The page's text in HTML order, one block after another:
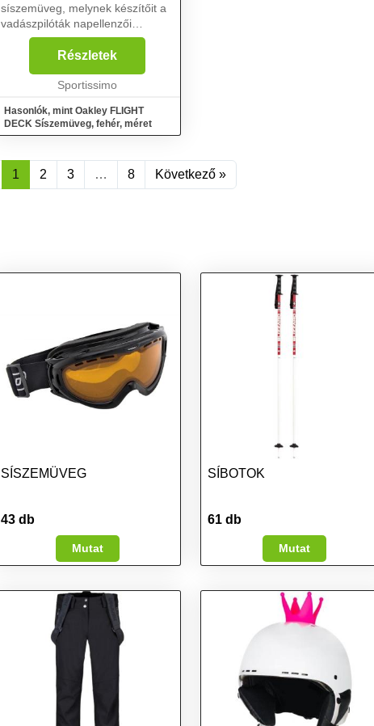
síszemüveg, melynek készítőit a
vadászpilóták napellenzői
inspirálták. Úgy volt tervezve,
hogy kompatibilis legyen a
sísisakok nagy részével, s ennek
köszönhetően nem korlátoz a
Részletek
Sportissimo
Hasonlók, mint Oakley FLIGHT
DECK Síszemüveg, fehér, méret
1 2 3 … 8 Következő »
SÍSZEMÜVEG
43 db
Mutat
SÍBOTOK
61 db
Mutat